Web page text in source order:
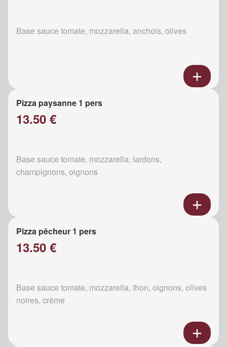
Base sauce tomate, mozzarella, anchois, olives
Pizza paysanne 1 pers
13.50 €
Base sauce tomate, mozzarella, lardons,
champignons, oignons
Pizza pêcheur 1 pers
13.50 €
Base sauce tomate, mozzarella, thon, oignons, olives
noires, crème